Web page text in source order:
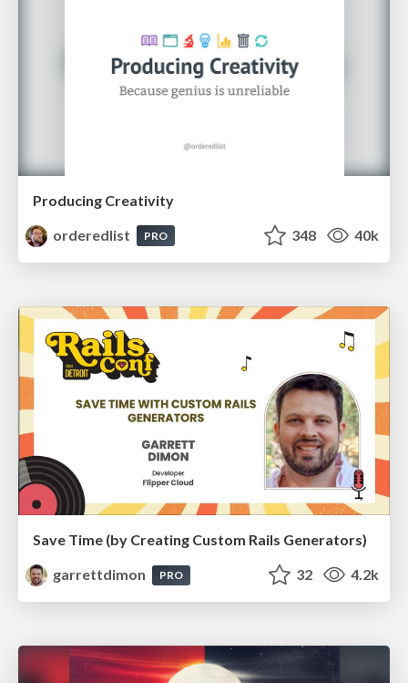
Producing Creativity
orderedlist
PRO 348 40k
Save Time (by Creating Custom Rails Generators)
garrettdimon
PRO 32 4.2k